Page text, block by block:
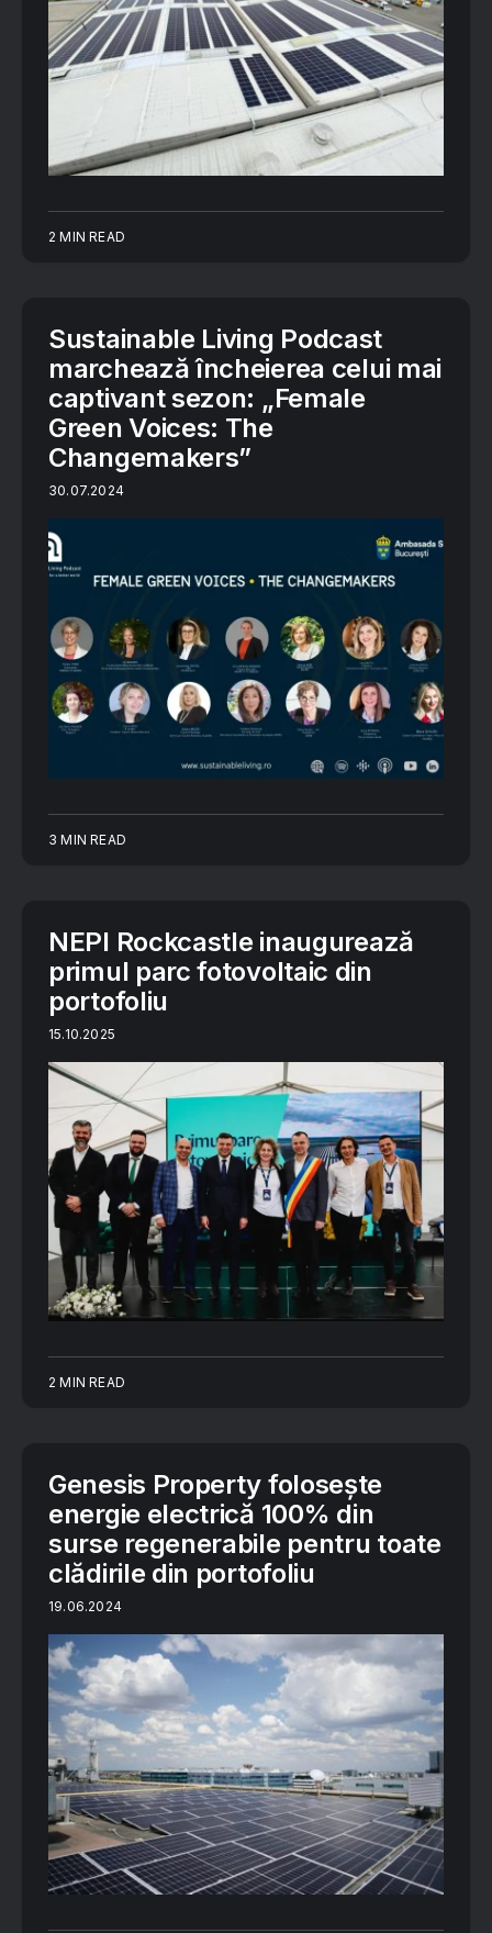
2 MIN READ
Sustainable Living Podcast
marchează încheierea celui mai
captivant sezon: „Female
Green Voices: The
Changemakers”
30.07.2024
3 MIN READ
NEPI Rockcastle inaugurează
primul parc fotovoltaic din
portofoliu
15.10.2025
2 MIN READ
Genesis Property folosește
energie electrică 100% din
surse regenerabile pentru toate
clădirile din portofoliu
19.06.2024